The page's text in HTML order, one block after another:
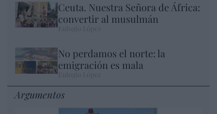
Ceuta. Nuestra Señora de África:
convertir al musulmán
No perdamos el norte: la
emigración es mala
Argumentos